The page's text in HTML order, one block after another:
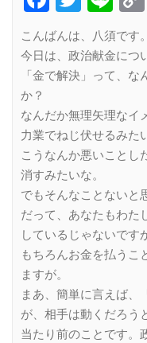
こんばんは、八須です。
今日は、政治献金につ
「金で解決」って、
か？
なんだか無理矢理なイ
力業でねじ伏せるみた
こうなんか悪いことし
消すみたいな。
でもそんなことないと
だって、あなたもわた
しているじゃないです
もちろんお金を払うこ
ますが。
まあ、簡単に言えば、
が、相手は動くだろう
当たり前のことです。